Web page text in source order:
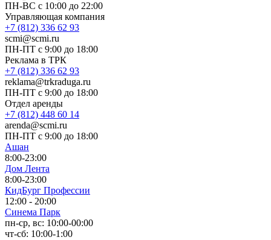
ПН-ВС с 10:00 до 22:00
Управляющая компания
+7 (812) 336 62 93
scmi@scmi.ru
ПН-ПТ с 9:00 до 18:00
Реклама в ТРК
+7 (812) 336 62 93
reklama@trkraduga.ru
ПН-ПТ с 9:00 до 18:00
Отдел аренды
+7 (812) 448 60 14
arenda@scmi.ru
ПН-ПТ с 9:00 до 18:00
Ашан
8:00-23:00
Дом Лента
8:00-23:00
КидБург Профессии
12:00 - 20:00
Синема Парк
пн-ср, вс: 10:00-00:00
чт-сб: 10:00-1:00